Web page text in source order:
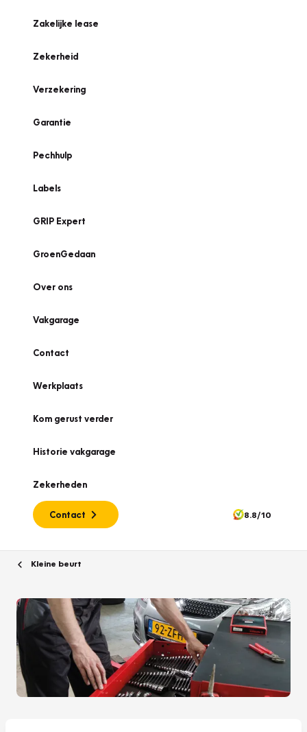
Zakelijke lease
Zekerheid
Verzekering
Garantie
Pechhulp
Labels
GRIP Expert
GroenGedaan
Over ons
Vakgarage
Contact
Werkplaats
Kom gerust verder
Historie vakgarage
Zekerheden
Contact 8.8/10
Kleine beurt